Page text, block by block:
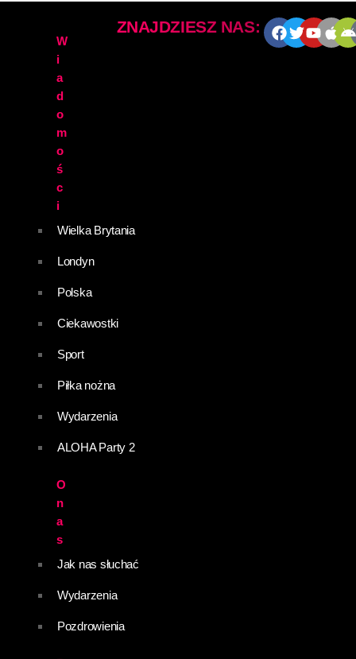
W
i
a
d
o
m
o
ś
c
i
Wielka Brytania
Londyn
Polska
Ciekawostki
Sport
Piłka nożna
Wydarzenia
ALOHA Party 2
O
n
a
s
Jak nas słuchać
Wydarzenia
Pozdrowienia
ZNAJDZIESZ NAS: